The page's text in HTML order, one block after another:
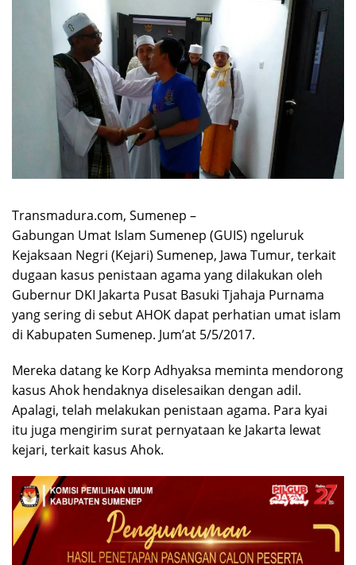
Transmadura.com, Sumenep –
Gabungan Umat Islam Sumenep (GUIS) ngeluruk
Kejaksaan Negri (Kejari) Sumenep, Jawa Tumur, terkait
dugaan kasus penistaan agama yang dilakukan oleh
Gubernur DKI Jakarta Pusat Basuki Tjahaja Purnama
yang sering di sebut AHOK dapat perhatian umat islam
di Kabupaten Sumenep. Jum’at 5/5/2017.
Mereka datang ke Korp Adhyaksa meminta mendorong
kasus Ahok hendaknya diselesaikan dengan adil.
Apalagi, telah melakukan penistaan agama. Para kyai
itu juga mengirim surat pernyataan ke Jakarta lewat
kejari, terkait kasus Ahok.